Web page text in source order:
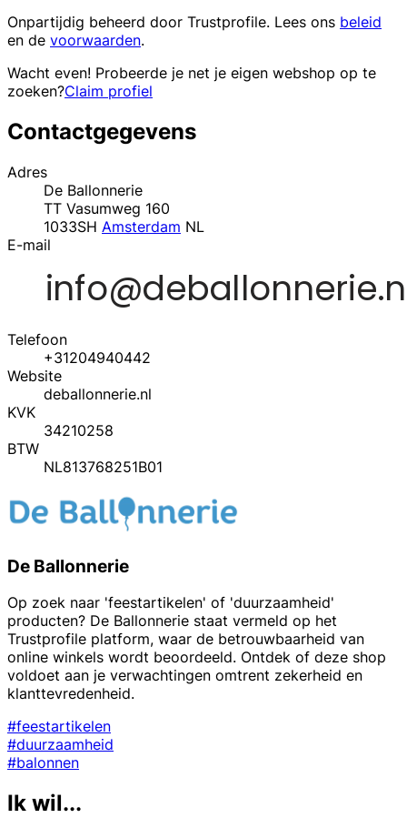
Onpartijdig beheerd door Trustprofile. Lees ons beleid
en de voorwaarden.
Wacht even! Probeerde je net je eigen webshop op te
zoeken?Claim profiel
Contactgegevens
Adres
De Ballonnerie
TT Vasumweg 160
1033SH Amsterdam NL
E-mail
Telefoon
+31204940442
Website
deballonnerie.nl
KVK
34210258
BTW
NL813768251B01
De Ballonnerie
Op zoek naar 'feestartikelen' of 'duurzaamheid'
producten? De Ballonnerie staat vermeld op het
Trustprofile platform, waar de betrouwbaarheid van
online winkels wordt beoordeeld. Ontdek of deze shop
voldoet aan je verwachtingen omtrent zekerheid en
klanttevredenheid.
#feestartikelen
#duurzaamheid
#balonnen
Ik wil...